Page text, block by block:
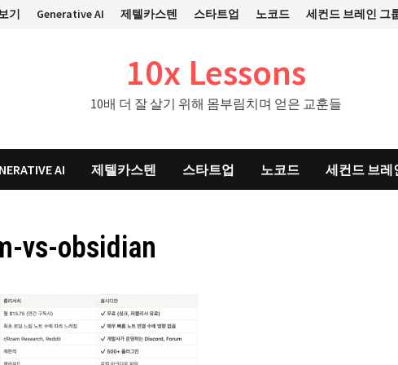
기 Generative AI 제텔카스텐 스타트업 노코드 세컨드 브레인 그
10x Lessons
10배 더 잘 살기 위해 몸부림치며 얻은 교훈들
AI 제텔카스텐 스타트업 노코드 세컨드 브레
vs-obsidian